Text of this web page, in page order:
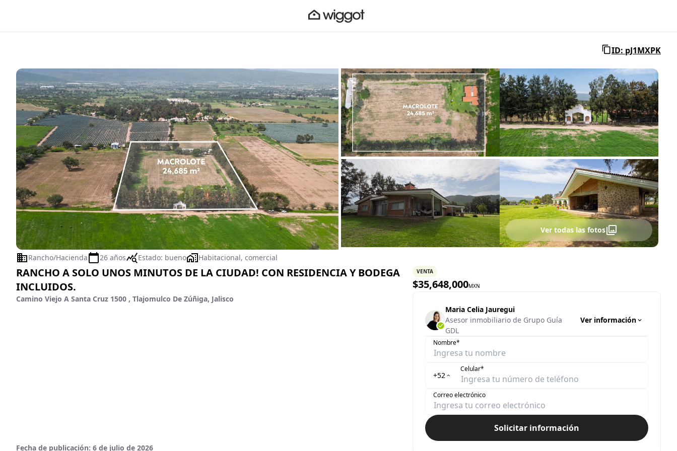
ID: pJ1MXPK
Ver todas las fotos
Rancho/Hacienda 26 años Estado: bueno Habitacional, comercial
RANCHO A SOLO UNOS MINUTOS DE LA CIUDAD! CON RESIDENCIA Y BODEGA
INCLUIDOS.
Camino Viejo A Santa Cruz 1500 , Tlajomulco De Zúñiga, Jalisco
Fecha de publicación: 6 de julio de 2026
VENTA
$35,648,000MXN
Maria Celia Jauregui
Asesor inmobiliario de Grupo Guía
GDL
Ver información
Nombre*
+52
Celular*
Correo electrónico
Solicitar información